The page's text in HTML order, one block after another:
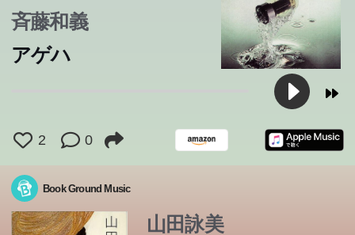
愛欲に身を焦がし、殺人と破壊を繰り返す十二人の女た
ち。権力欲に取り憑かれて悪逆無道のかぎりを尽くした彼
女たちの生涯を紹介しながら、悪女とはなにかを問う。著
この本のあらすじは準備中です。Amazonで読むこともでき
ます。
をした少年と、並外れて美しい少女は、その後、全く別々
の道を歩んで行く。二人の周囲に見え隠れする、幾つもの
恐るべき犯罪。だが、何も「証拠」はない。そして十九
年...。息詰まる精緻な構成と、叙事詩的スケール。心を失
「週刊文春」好評連載、爆笑エッセイの単行本化。
女の子を乗せて、心にはもういない人との想い出を詰め
て、僕は西へ向かう。旅の終わりに、あの約束は果たされ
るだろうか―。大人になろうとする少年のひと夏の冒険。
軽やかな文章が弾ける、ポップでクールな青春小説。
この本のあらすじは準備中です。Amazonで読むこともでき
ます。
ラされ、関係が破綻するよりは心中を装い理解を得ようと
画策する。そして思わぬ展開へと……。過去何度も映画化
された作品。※読みやすくするため現代の言葉に近づけて
いますが、作品の性質上、そのままの表現を使用している
佐和子には、心の中で次第にその存在が大きくなるボーイ
フレンド大浦君がいて...。それぞれ切なさを抱えながら、
つながり合い再生していく家族の姿を温かく描く。吉川英
ため、人々は悲しむことを禁じられ、失われた町の痕跡は
国家によって抹消されていった...。残された者たちは何を
想って「今」を生きるのか。消滅という理不尽な悲劇の中
でも、決して失われることのない希望を描く傑作長編。
に本屋を襲わないか」と持ちかけてきた。彼の標的は――
たった1冊の広辞苑!? そんなおかしな話に乗る気などなか
ったのに、なぜか僕は決行の夜、モデルガンを手に書店の
裏口に立ってしまったのだ! 清冽な余韻を残す傑作ミステ
斉藤和義
アゲハ
2 0
Book Ground Music
山田詠美
魅かれあう姿を通して、人が人を求める気持ち、言葉にで
きない寂しさを描いた五篇を収録。人を愛することで初め
て生ずる恐怖、“聖なる残酷”に彩られた、最高に贅沢な愛
ば、ハンバーガも食べる。戦争がショーとして成立する世
界に生み出された大人にならない子供―戦争を仕事に永遠
を生きる子供たちの寓話。
え、結婚したノアとアリー。が、アリーの病気が、長く幸
せな結婚生活を引き裂いた。記憶を失った彼女のため、ノ
アは二人の愛の軌跡を綴った物語をひたすら読みきかせ
る...世界中をあたたかい涙で包んだ究極の純愛小説。
ていた。彼女たちが前夫を殺害したことを知った彼は、二
人を救うため完全犯罪を企てる。だが皮肉にも、石神のか
つての親友である物理学者の湯川学が、その謎に挑むこと
になる。ガリレオシリーズ初の長篇、直木賞受賞作。
で射殺してしまう。ムルソオは裁判にかけられる。だが、
裁判の過程で、かれは反省のそぶりさえ見せない。動機を
聞かれて、かれは「太陽のせい」と答える。当局は、かれ
に、更正不可能な、殺人者らしい人間という烙印を押し、
死刑を宣告する。ムルソオは世界の無理解を歓迎してさえ
たが、大学時代のある日突然、四人から絶縁を申し渡され
た。理由も告げられずに。死の淵を一時さ迷い、漂うよう
に生きてきたつくるは、新しい年上の恋人・沙羅に促さ
れ、あの時何が起きたのか探り始めるのだった。
った。二人の共同生活は次第にかけがえのない日々となっ
ていく――。花を咲かせるように、この恋を育てよう。
『阪急電車』『図書館戦争』の有川浩、最新にして最高の
ラブストーリー！ 番外編に加え、イツキ特製“道草料理レ
っている携帯を見つける。思わず中を見てしまうと、その
メールには、学校での殺人予告が！ 青春サスペンス・ミ
ステリー。
をした少年と、並外れて美しい少女は、その後、全く別々
の道を歩んで行く。二人の周囲に見え隠れする、幾つもの
恐るべき犯罪。だが、何も「証拠」はない。そして十九
年...。息詰まる精緻な構成と、叙事詩的スケール。心を失
い―そんな人物が身近に現れたら、死神かもしれません。
一週間の調査ののち、対象者の死に可否の判断をくだし、
翌八日目に死は実行される。クールでどこか奇妙な死神・